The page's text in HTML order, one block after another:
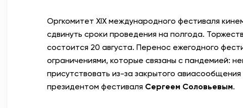
Оргкомитет XIX международного фестиваля
сдвинуть сроки проведения на полгода.
состоится 20 августа. Перенос ежегодного
ограничениями, которые связаны с пандемией:
присутствовать из-за закрытого
президентом фестиваля Сергеем Соловьевым.